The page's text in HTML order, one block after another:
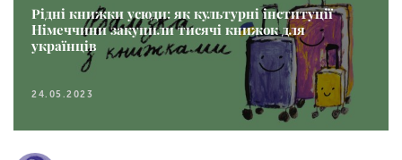
Рідні книжки усюди: як культурні інституції
Німеччини закупили тисячі книжок для
українців
24.05.2023